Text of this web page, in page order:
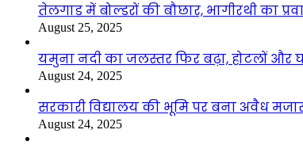
तेलगाड में बोल्डरों की बौछार, भागीरथी का
August 25, 2025
यमुना नदी का जलस्तर फिर बढ़ा, होटलों और
August 24, 2025
सरकारी विद्यालय की भूमि पर बना अवैध
August 24, 2025